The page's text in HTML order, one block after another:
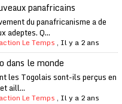
panafricains
du panafricanisme a de
adeptes. Q...
Le Temps , Il y a 2 ans
dans le monde
les Togolais sont-ils perçus en
aill...
Le Temps , Il y a 2 ans